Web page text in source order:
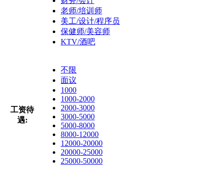
老师/培训师
美工/设计/程序员
保健师/美容师
KTV/酒吧
工资待
遇:
不限
面议
1000
1000-2000
2000-3000
3000-5000
5000-8000
8000-12000
12000-20000
20000-25000
25000-50000